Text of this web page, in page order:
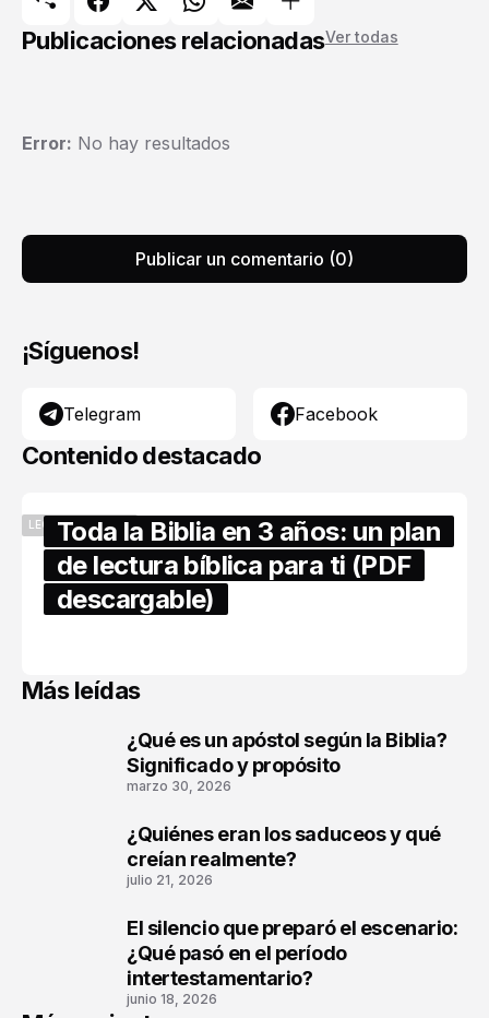
Publicaciones relacionadasVer todas
Error: No hay resultados
Publicar un comentario (0)
¡Síguenos!
Telegram Facebook
Contenido destacado
LECTURA BÍBLICA
Toda la Biblia en 3 años: un plan
de lectura bíblica para ti (PDF
descargable)
Más leídas
¿Qué es un apóstol según la Biblia?
Significado y propósito
marzo 30, 2026
¿Quiénes eran los saduceos y qué
creían realmente?
julio 21, 2026
El silencio que preparó el escenario:
¿Qué pasó en el período
intertestamentario?
junio 18, 2026